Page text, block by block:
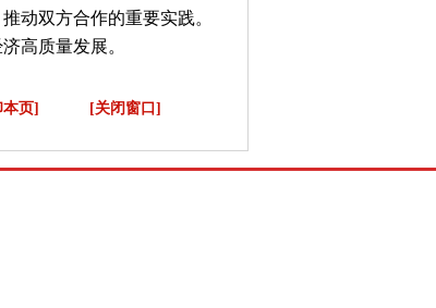
动双方合作的重要实践。
高质量发展。
页] [关闭窗口]